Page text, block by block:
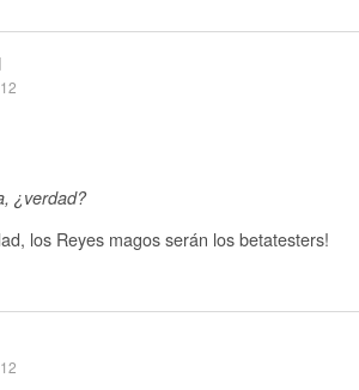
¿verdad?
los Reyes magos serán los betatesters!